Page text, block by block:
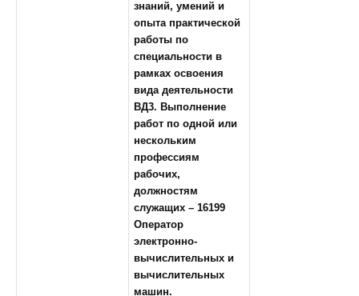
знаний, умений и
опыта практической
работы по
специальности в
рамках освоения
вида деятельности
ВД3. Выполнение
работ по одной или
нескольким
профессиям
рабочих,
должностям
служащих – 16199
Оператор
электронно-
вычислительных и
вычислительных
машин.